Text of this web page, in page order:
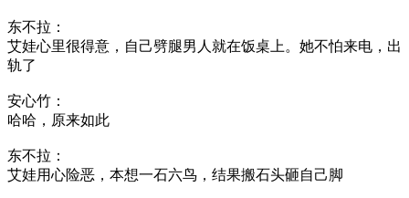
东不拉：
艾娃心里很得意，自己劈腿男人就在饭桌上。她不怕来电，出
轨了
安心竹：
哈哈，原来如此
东不拉：
艾娃用心险恶，本想一石六鸟，结果搬石头砸自己脚